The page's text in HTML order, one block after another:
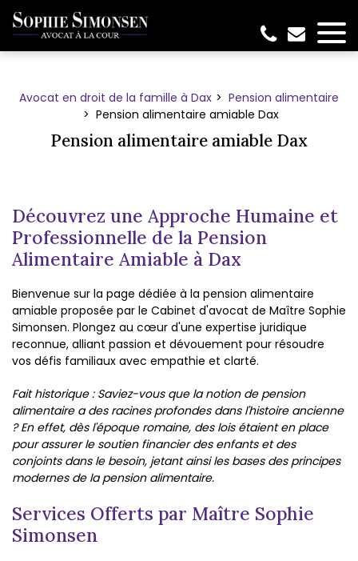
Avocat en droit de la famille à Dax
Pension alimentaire
Pension alimentaire amiable Dax
Pension alimentaire amiable Dax
Découvrez une Approche Humaine et
Professionnelle de la Pension
Alimentaire Amiable à Dax
Bienvenue sur la page dédiée à la pension alimentaire
amiable proposée par le Cabinet d'avocat de Maître Sophie
Simonsen. Plongez au cœur d'une expertise juridique
reconnue, alliant passion et dévouement pour résoudre
vos défis familiaux avec empathie et clarté.
Fait historique : Saviez-vous que la notion de pension
alimentaire a des racines profondes dans l'histoire ancienne
? En effet, dès l'époque romaine, des lois étaient en place
pour assurer le soutien financier des enfants et des
conjoints dans le besoin, jetant ainsi les bases des principes
modernes de la pension alimentaire.
Services Offerts par Maître Sophie
Simonsen
Panneau de gestion des cookies